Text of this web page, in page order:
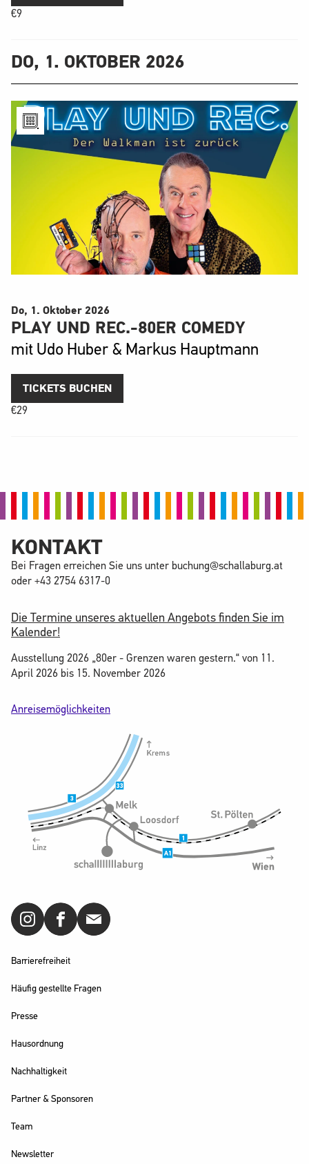
€9
DO, 1. OKTOBER 2026
Do, 1. Oktober 2026
PLAY UND REC.-80ER COMEDY
mit Udo Huber & Markus Hauptmann
TICKETS BUCHEN
€29
KONTAKT
Bei Fragen erreichen Sie uns unter buchung@schallaburg.at
oder +43 2754 6317-0
Die Termine unseres aktuellen Angebots finden Sie im
Kalender!
Ausstellung 2026 „80er - Grenzen waren gestern.“ von 11.
April 2026 bis 15. November 2026
Anreisemöglichkeiten
Barrierefreiheit
Häufig gestellte Fragen
Presse
Hausordnung
Nachhaltigkeit
Partner & Sponsoren
Team
Newsletter